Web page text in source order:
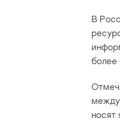
В
более
носят